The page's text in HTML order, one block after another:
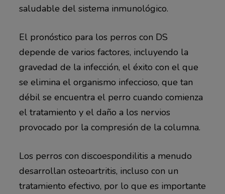
saludable del sistema inmunológico.
El pronóstico para los perros con DS
depende de varios factores, incluyendo la
gravedad de la infección, el éxito con el que
se elimina el organismo infeccioso, que tan
débil se encuentra el perro cuando comienza
el tratamiento y el daño a los nervios
provocado por la compresión de la columna.
Los perros con discoespondilitis a menudo
desarrollan osteoartritis, incluso con un
tratamiento efectivo, por lo que es importante